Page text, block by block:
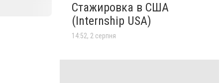
Стажировка в США
(Internship USA)
14:52, 2 серпня